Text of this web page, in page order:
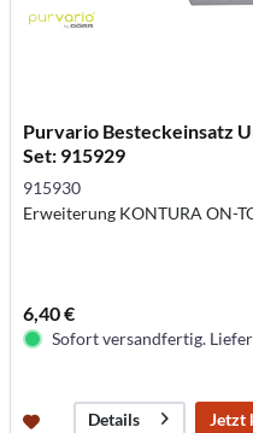
Purvario Besteckeinsatz
Set: 915929
915930
Erweiterung KONTURA ON-
6,40 €
Sofort versandfertig.
Details Jetzt